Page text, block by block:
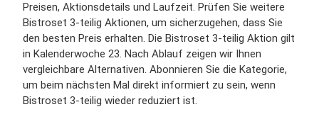
Preisen, Aktionsdetails und Laufzeit. Prüfen Sie weitere
Bistroset 3-teilig Aktionen, um sicherzugehen, dass Sie
den besten Preis erhalten. Die Bistroset 3-teilig Aktion gilt
in Kalenderwoche 23. Nach Ablauf zeigen wir Ihnen
vergleichbare Alternativen. Abonnieren Sie die Kategorie,
um beim nächsten Mal direkt informiert zu sein, wenn
Bistroset 3-teilig wieder reduziert ist.